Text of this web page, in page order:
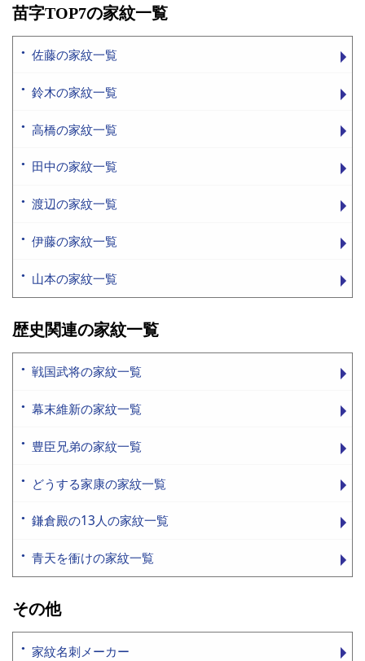
苗字TOP7の家紋一覧
佐藤の家紋一覧
鈴木の家紋一覧
高橋の家紋一覧
田中の家紋一覧
渡辺の家紋一覧
伊藤の家紋一覧
山本の家紋一覧
歴史関連の家紋一覧
戦国武将の家紋一覧
幕末維新の家紋一覧
豊臣兄弟の家紋一覧
どうする家康の家紋一覧
鎌倉殿の13人の家紋一覧
青天を衝けの家紋一覧
その他
家紋名刺メーカー